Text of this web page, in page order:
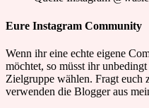
Eure Instagram Community
Wenn ihr eine echte eigene
möchtet, so müsst ihr
Zielgruppe wählen. Fragt euch
verwenden die Blogger aus